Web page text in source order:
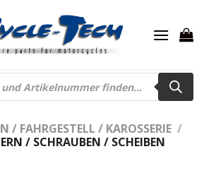
/ FAHRGESTELL / KAROSSERIE /
/ SCHRAUBEN / SCHEIBEN